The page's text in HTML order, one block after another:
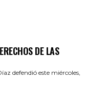
DE LAS
defendió este miércoles,